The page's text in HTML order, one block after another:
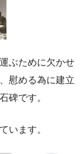
ぶために欠かせ
慰める為に建立
碑です。
います。